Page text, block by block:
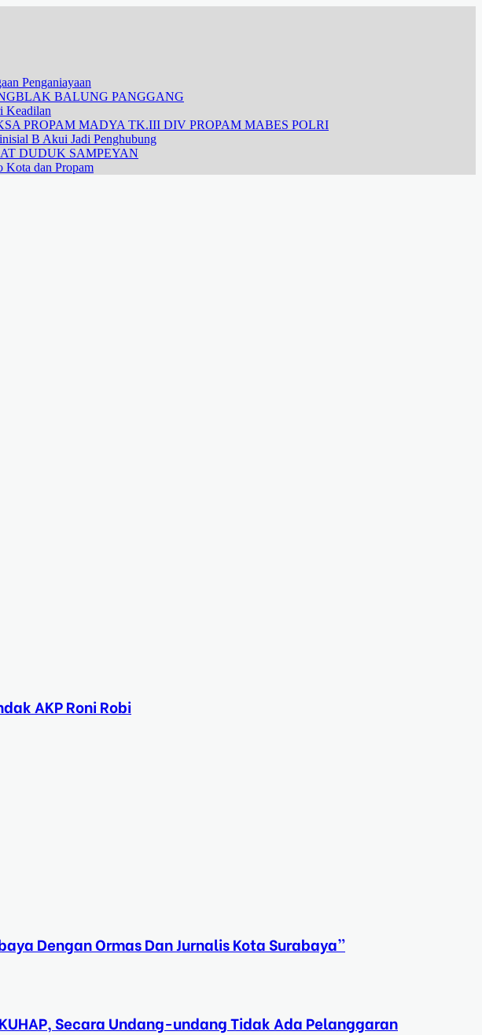
Penganiayaan
BALUNG PANGGANG
Keadilan
PROPAM MADYA TK.III DIV PROPAM MABES POLRI
B Akui Jadi Penghubung
DUDUK SAMPEYAN
Kota dan Propam
AKP Roni Robi
Dengan Ormas Dan Jurnalis Kota Surabaya”
Secara Undang-undang Tidak Ada Pelanggaran